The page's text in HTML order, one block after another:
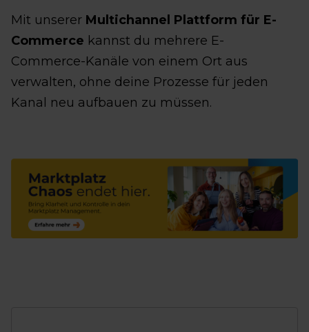
Mit unserer Multichannel Plattform für E-
Commerce kannst du mehrere E-
Commerce-Kanäle von einem Ort aus
verwalten, ohne deine Prozesse für jeden
Kanal neu aufbauen zu müssen.